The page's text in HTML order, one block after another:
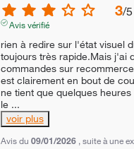
3/5
Avis vérifié
rien à redire sur l'état visuel
toujours très rapide.Mais j'ai
commandes sur
est clairement en bout de
ne tient que quelques
le ...
voir plus
Avis du 09/01/2026 , suite à une